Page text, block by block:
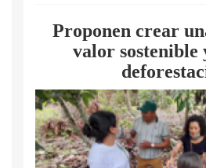
Proponen crear
valor sostenible